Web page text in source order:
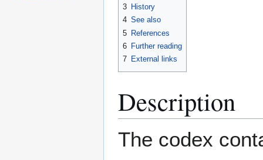
3 History
4 See also
5 References
6 Further reading
7 External links
Description
The codex